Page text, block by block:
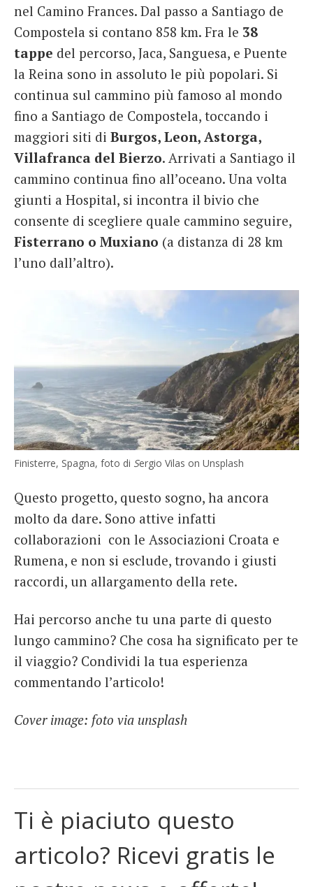
nel Camino Frances. Dal passo a Santiago de
Compostela si contano 858 km. Fra le 38
tappe del percorso, Jaca, Sanguesa, e Puente
la Reina sono in assoluto le più popolari. Si
continua sul cammino più famoso al mondo
fino a Santiago de Compostela, toccando i
maggiori siti di Burgos, Leon, Astorga,
Villafranca del Bierzo. Arrivati a Santiago il
cammino continua fino all’oceano. Una volta
giunti a Hospital, si incontra il bivio che
consente di scegliere quale cammino seguire,
Fisterrano o Muxiano (a distanza di 28 km
l’uno dall’altro).
Finisterre, Spagna, foto di Sergio Vilas on Unsplash
Questo progetto, questo sogno, ha ancora
molto da dare. Sono attive infatti
collaborazioni con le Associazioni Croata e
Rumena, e non si esclude, trovando i giusti
raccordi, un allargamento della rete.
Hai percorso anche tu una parte di questo
lungo cammino? Che cosa ha significato per te
il viaggio? Condividi la tua esperienza
commentando l’articolo!
Cover image: foto via unsplash
Ti è piaciuto questo
articolo? Ricevi gratis le